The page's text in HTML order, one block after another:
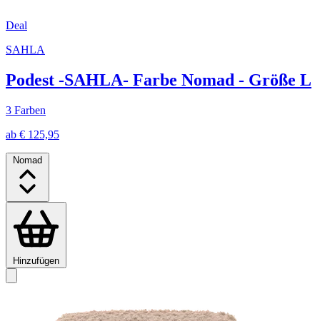
Deal
SAHLA
Podest -SAHLA- Farbe Nomad - Größe L
3 Farben
ab € 125,95
Nomad
Hinzufügen